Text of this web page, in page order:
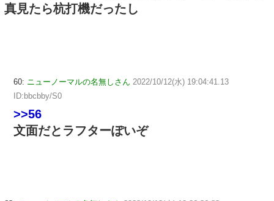
真見たら杭打機だったし
60: ニューノーマルの名無しさん 2022/10/12(水) 19:04:41.13
ID:bbcbby/S0
>>56
文面だとラフターぽいぞ